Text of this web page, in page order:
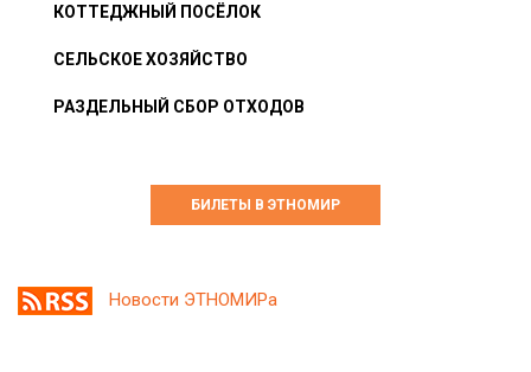
КОТТЕДЖНЫЙ ПОСЁЛОК
СЕЛЬСКОЕ ХОЗЯЙСТВО
РАЗДЕЛЬНЫЙ СБОР ОТХОДОВ
БИЛЕТЫ В ЭТНОМИР
Новости ЭТНОМИРа